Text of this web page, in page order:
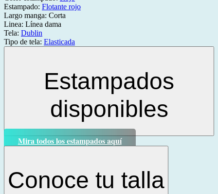
Estampado: Flotante rojo
Largo manga: Corta
Linea: Línea dama
Tela: Dublin
Tipo de tela: Elasticada
Estampados
disponibles
Mira todos los estampados aquí
Conoce tu talla